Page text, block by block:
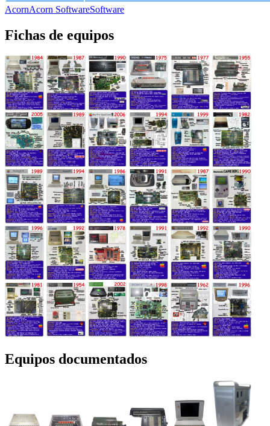
AcornAcorn SoftwareSoftware
Fichas de equipos
Equipos documentados